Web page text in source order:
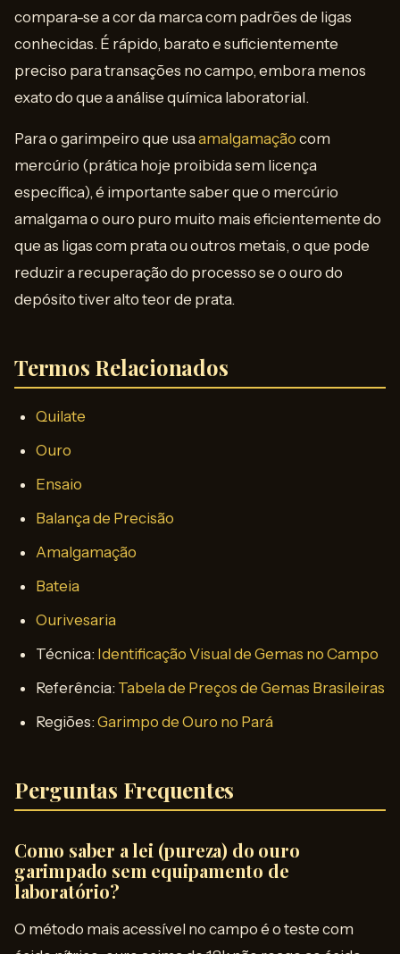
compara-se a cor da marca com padrões de ligas
conhecidas. É rápido, barato e suficientemente
preciso para transações no campo, embora menos
exato do que a análise química laboratorial.
Para o garimpeiro que usaamalgamação com
mercúrio (prática hoje proibida sem licença
específica), é importante saber que o mercúrio
amalgama o ouro puro muito mais eficientemente do
que as ligas com prata ou outros metais, o que pode
reduzir a recuperação do processo se o ouro do
depósito tiver alto teor de prata.
Termos Relacionados
Quilate
Ouro
Ensaio
Balança de Precisão
Amalgamação
Bateia
Ourivesaria
Técnica: Identificação Visual de Gemas no Campo
Referência: Tabela de Preços de Gemas Brasileiras
Regiões: Garimpo de Ouro no Pará
Perguntas Frequentes
Como saber a lei (pureza) do ouro
garimpado sem equipamento de
laboratório?
O método mais acessível no campo é o teste com